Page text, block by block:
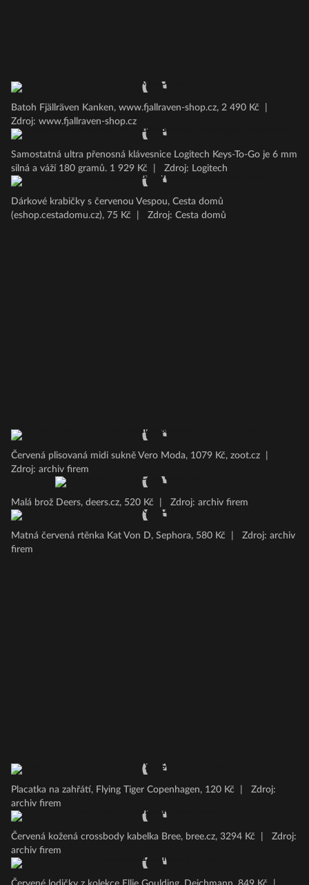
Batoh Fjällräven Kanken, www.fjallraven-shop.cz, 2 490 Kč
Zdroj: www.fjallraven-shop.cz
Samostatná ultra přenosná klávesnice Logitech Keys-To-Go je 6 mm
silná a váží 180 gramů. 1 929 Kč
Zdroj: Logitech
Dárkové krabičky s červenou Vespou, Cesta domů
(eshop.cestadomu.cz), 75 Kč
Zdroj: Cesta domů
Červená plisovaná midi sukně Vero Moda, 1079 Kč, zoot.cz
Zdroj: archiv firem
Malá brož Deers, deers.cz, 520 Kč Zdroj: archiv firem
Matná červená rtěnka Kat Von D, Sephora, 580 Kč
Zdroj: archiv
firem
Placatka na zahřátí, Flying Tiger Copenhagen, 120 Kč
Zdroj:
archiv firem
Červená kožená crossbody kabelka Bree, bree.cz, 3294 Kč
Zdroj:
archiv firem